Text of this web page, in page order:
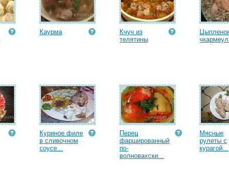
Каурма
Кчуч из
телятины
Куриное филе
в сливочном
соусе...
Перец
фаршированный
по-
волновахски...
Мясные
рулеты с
курагой...